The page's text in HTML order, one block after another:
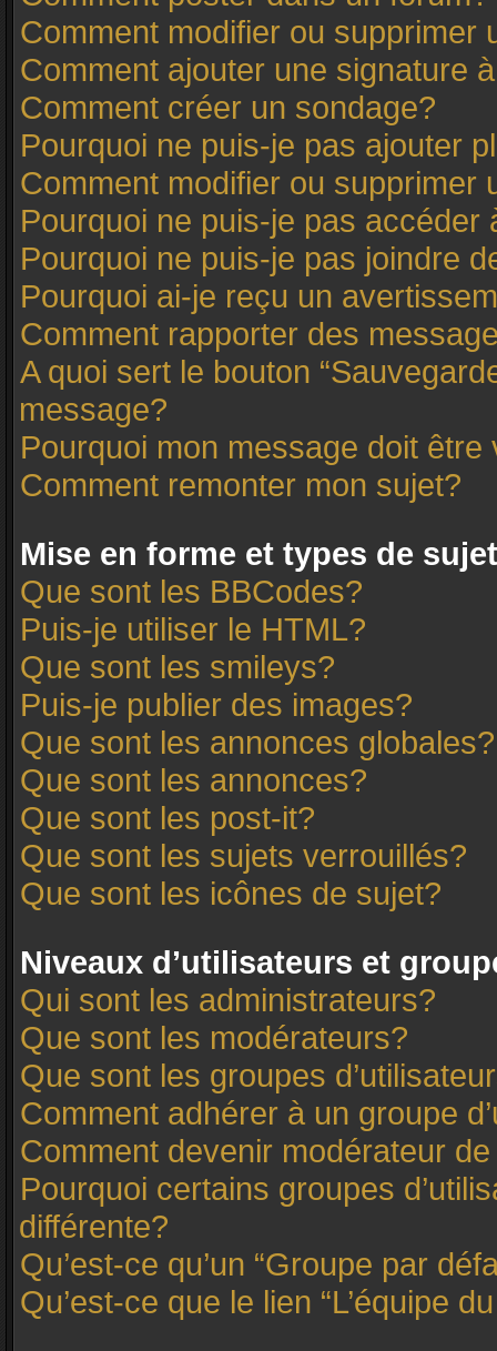
Comment modifier ou supprimer
Comment ajouter une signature
Comment créer un sondage?
Pourquoi ne puis-je pas ajouter
Comment modifier ou supprimer
Pourquoi ne puis-je pas accéder
Pourquoi ne puis-je pas joindre
Pourquoi ai-je reçu un
Comment rapporter des
A quoi sert le bouton
message?
Pourquoi mon message doit être
Comment remonter mon sujet?
Mise en forme et types de sujet
Que sont les BBCodes?
Puis-je utiliser le HTML?
Que sont les smileys?
Puis-je publier des images?
Que sont les annonces globales?
Que sont les annonces?
Que sont les post-it?
Que sont les sujets verrouillés?
Que sont les icônes de sujet?
Niveaux d’utilisateurs et
Qui sont les administrateurs?
Que sont les modérateurs?
Que sont les groupes
Comment adhérer à un groupe
Comment devenir modérateur
Pourquoi certains groupes
différente?
Qu’est-ce qu’un “Groupe par
Qu’est-ce que le lien “L’équipe